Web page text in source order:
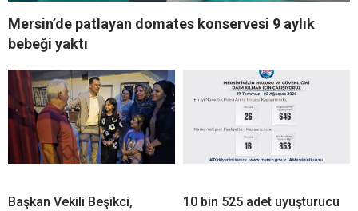
Mersin’de patlayan domates konservesi 9 aylık
bebeği yaktı
Başkan Vekili Beşikci,
10 bin 525 adet uyuşturucu